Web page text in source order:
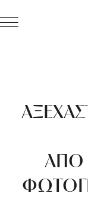
ΑΠΟ